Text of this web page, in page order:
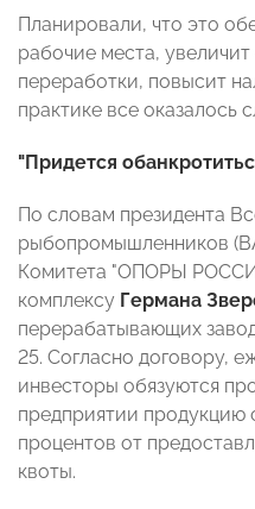
Планировали, что это
рабочие места,
переработки, повысит
практике все оказалось
"Придется
По словам президента
рыбопромышленников
Комитета "ОПОРЫ
комплексу Германа
перерабатывающих
25. Согласно договору,
инвесторы обязуются
предприятии продукцию
процентов от
квоты.